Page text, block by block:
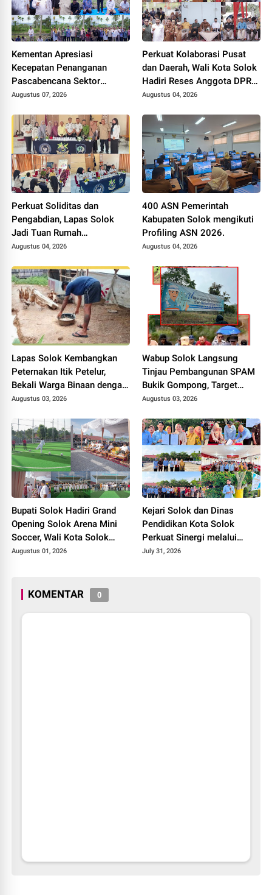
Kementan Apresiasi
Kecepatan Penanganan
Pascabencana Sektor
Pertanian Kabupaten Solok,
dari 13 Menjadi 74 Unit.
Augustus 07, 2026
Perkuat Kolaborasi Pusat
dan Daerah, Wali Kota Solok
Hadiri Reses Anggota DPR
RI H. Zigo Rolanda
Augustus 04, 2026
Perkuat Soliditas dan
Pengabdian, Lapas Solok
Jadi Tuan Rumah
Musyawarah Pembentukan
Daerah.
Augustus 04, 2026
400 ASN Pemerintah
Kabupaten Solok mengikuti
Profiling ASN 2026.
Augustus 04, 2026
Lapas Solok Kembangkan
Peternakan Itik Petelur,
Bekali Warga Binaan dengan
Keterampilan Produktif.
Augustus 03, 2026
Wabup Solok Langsung
Tinjau Pembangunan SPAM
Bukik Gompong, Target
Rampung Akhir Oktober
Augustus 03, 2026
Bupati Solok Hadiri Grand
Opening Solok Arena Mini
Soccer, Wali Kota Solok
Resmikan Fasilitas Olahraga
Augustus 01, 2026
Kejari Solok dan Dinas
Pendidikan Kota Solok
Perkuat Sinergi melalui
Penandatanganan PKS dan
July 31, 2026
KOMENTAR 0